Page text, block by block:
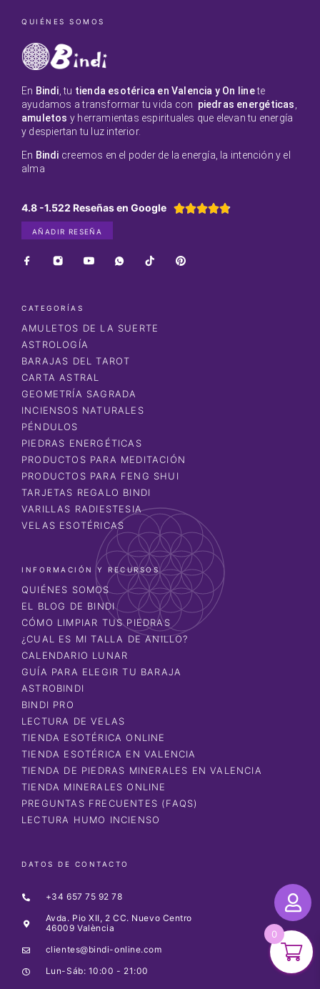
QUIÉNES SOMOS
En Bindi , tu tienda esotérica en Valencia y On linete
ayudamos a transformar tu vida con piedras energéticas
amuletos y herramientas espirituales que elevan tu energía
y despiertan tu luz interior.
En Bindi creemos en el poder de la energía, la intención y el
alma
4.8 -1.522 Reseñas en Google 
AÑADIR RESEÑA
CATEGORÍAS
AMULETOS DE LA SUERTE
ASTROLOGÍA
BARAJAS DEL TAROT
CARTA ASTRAL
GEOMETRÍA SAGRADA
INCIENSOS NATURALES
PÉNDULOS
PIEDRAS ENERGÉTICAS
PRODUCTOS PARA MEDITACIÓN
PRODUCTOS PARA FENG SHUI
TARJETAS REGALO BINDI
VARILLAS RADIESTESIA
VELAS ESOTÉRICAS
INFORMACIÓN Y RECURSOS
QUIÉNES SOMOS
EL BLOG DE BINDI
CÓMO LIMPIAR TUS PIEDRAS
¿CUAL ES MI TALLA DE ANILLO?
CALENDARIO LUNAR
GUÍA PARA ELEGIR TU BARAJA
ASTROBINDI
BINDI PRO
LECTURA DE VELAS
TIENDA ESOTÉRICA ONLINE
TIENDA ESOTÉRICA EN VALENCIA
TIENDA DE PIEDRAS MINERALES EN VALENCIA
TIENDA MINERALES ONLINE
PREGUNTAS FRECUENTES (FAQS)
LECTURA HUMO INCIENSO
DATOS DE CONTACTO
+34 657 75 92 78
Avda. Pio XII, 2 CC. Nuevo Centro
46009 València
clientes@bindi-online.com
Lun-Sáb: 10:00 - 21:00
0